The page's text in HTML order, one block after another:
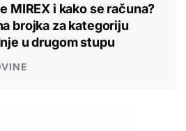
MIREX i kako se računa?
brojka za kategoriju
u drugom stupu